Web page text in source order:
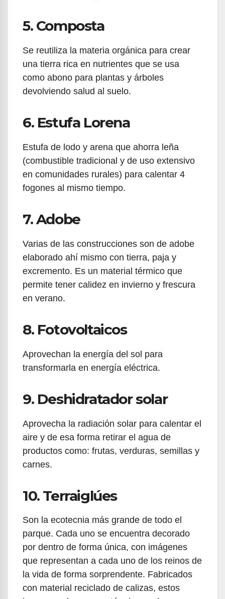
5. Composta
Se reutiliza la materia orgánica para crear
una tierra rica en nutrientes que se usa
como abono para plantas y árboles
devolviendo salud al suelo.
6. Estufa Lorena
Estufa de lodo y arena que ahorra leña
(combustible tradicional y de uso extensivo
en comunidades rurales) para calentar 4
fogones al mismo tiempo.
7. Adobe
Varias de las construcciones son de adobe
elaborado ahí mismo con tierra, paja y
excremento. Es un material térmico que
permite tener calidez en invierno y frescura
en verano.
8. Fotovoltaicos
Aprovechan la energía del sol para
transformarla en energía eléctrica.
9. Deshidratador solar
Aprovecha la radiación solar para calentar el
aire y de esa forma retirar el agua de
productos como: frutas, verduras, semillas y
carnes.
10. Terraiglúes
Son la ecotecnia más grande de todo el
parque. Cada uno se encuentra decorado
por dentro de forma única, con imágenes
que representan a cada uno de los reinos de
la vida de forma sorprendente. Fabricados
con material reciclado de calizas, estos